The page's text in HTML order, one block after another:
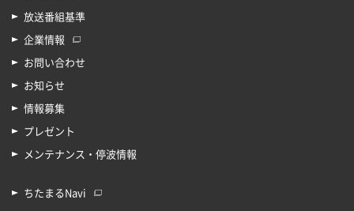
放送番組基準
企業情報
お問い合わせ
お知らせ
情報募集
プレゼント
メンテナンス・停波情報
ちたまるNavi